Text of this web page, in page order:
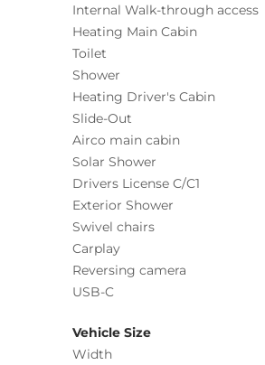
Internal Walk-through access
Heating Main Cabin
Toilet
Shower
Heating Driver's Cabin
Slide-Out
Airco main cabin
Solar Shower
Drivers License C/C1
Exterior Shower
Swivel chairs
Carplay
Reversing camera
USB-C
Vehicle Size
Width